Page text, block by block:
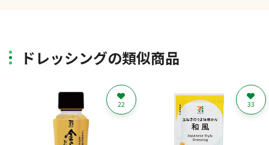
ドレッシングの類似商品
22 33